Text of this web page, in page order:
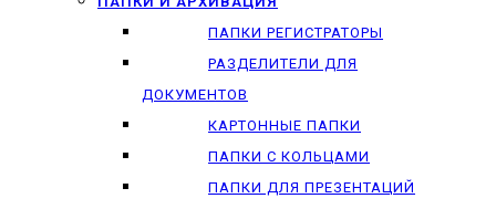
ПАПКИ РЕГИСТРАТОРЫ
РАЗДЕЛИТЕЛИ ДЛЯ
ДОКУМЕНТОВ
КАРТОННЫЕ ПАПКИ
ПАПКИ С КОЛЬЦАМИ
ПАПКИ ДЛЯ ПРЕЗЕНТАЦИЙ